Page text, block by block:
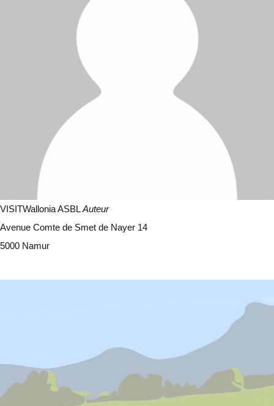
VISITWallonia ASBLAuteur
Avenue Comte de Smet de Nayer 14
5000 Namur